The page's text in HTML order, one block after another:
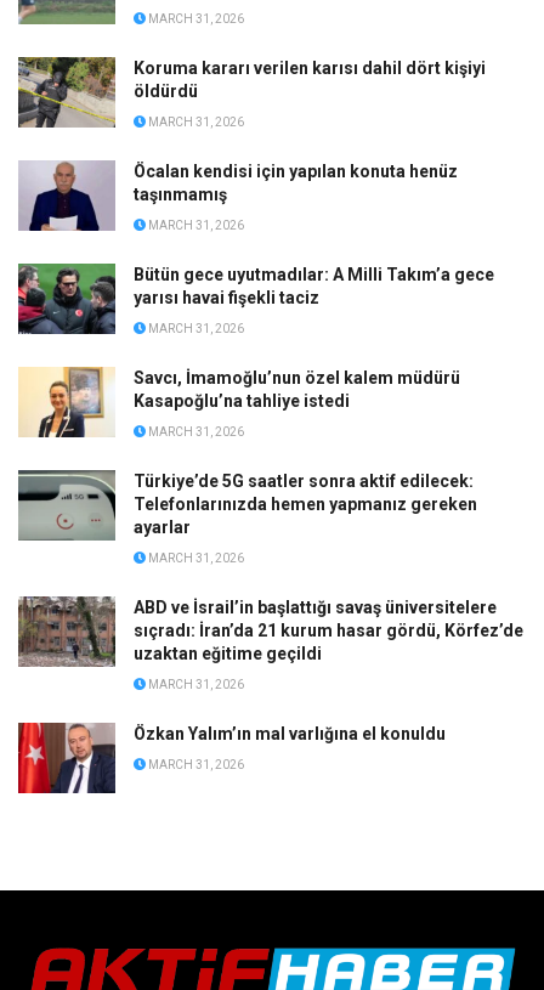
MARCH 31, 2026
Koruma kararı verilen karısı dahil dört kişiyi
öldürdü
MARCH 31, 2026
Öcalan kendisi için yapılan konuta henüz
taşınmamış
MARCH 31, 2026
Bütün gece uyutmadılar: A Milli Takım’a gece
yarısı havai fişekli taciz
MARCH 31, 2026
Savcı, İmamoğlu’nun özel kalem müdürü
Kasapoğlu’na tahliye istedi
MARCH 31, 2026
Türkiye’de 5G saatler sonra aktif edilecek:
Telefonlarınızda hemen yapmanız gereken
ayarlar
MARCH 31, 2026
ABD ve İsrail’in başlattığı savaş üniversitelere
sıçradı: İran’da 21 kurum hasar gördü, Körfez’de
uzaktan eğitime geçildi
MARCH 31, 2026
Özkan Yalım’ın mal varlığına el konuldu
MARCH 31, 2026